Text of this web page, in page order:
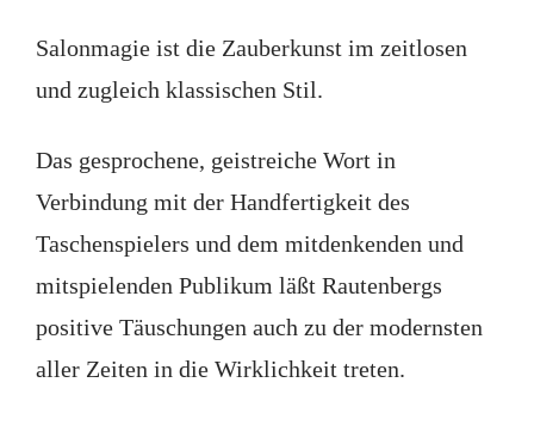
Salonmagie ist die Zauberkunst im zeitlosen
und zugleich klassischen Stil.
Das gesprochene, geistreiche Wort in
Verbindung mit der Handfertigkeit des
Taschenspielers und dem mitdenkenden und
mitspielenden Publikum läßt Rautenbergs
positive Täuschungen auch zu der modernsten
aller Zeiten in die Wirklichkeit treten.